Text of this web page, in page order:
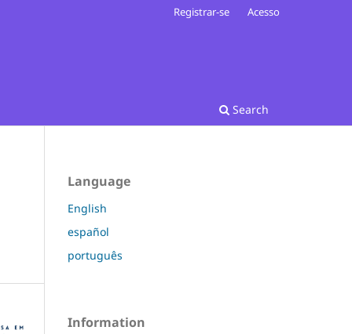
Search
Registrar-se Acesso
Language
English
español
português
Information